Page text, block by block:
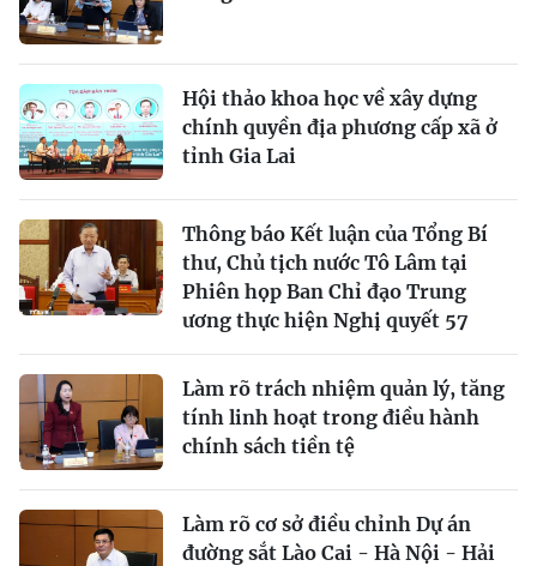
Hội thảo khoa học về xây dựng
chính quyền địa phương cấp xã ở
tỉnh Gia Lai
Thông báo Kết luận của Tổng Bí
thư, Chủ tịch nước Tô Lâm tại
Phiên họp Ban Chỉ đạo Trung
ương thực hiện Nghị quyết 57
Làm rõ trách nhiệm quản lý, tăng
tính linh hoạt trong điều hành
chính sách tiền tệ
Làm rõ cơ sở điều chỉnh Dự án
đường sắt Lào Cai - Hà Nội - Hải